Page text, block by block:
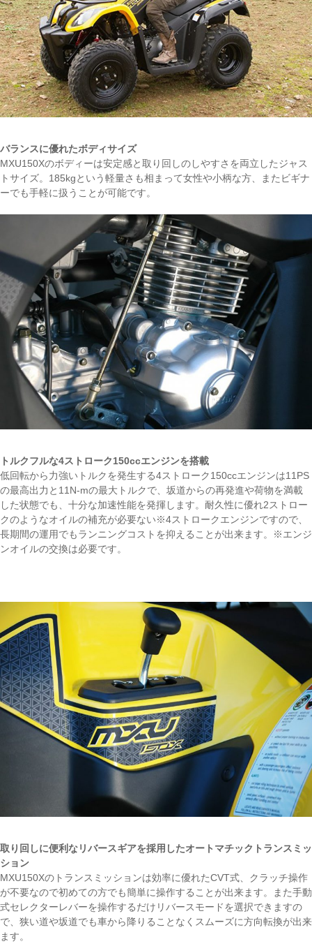
バランスに優れたボディサイズ
MXU150Xのボディーは安定感と取り回しのしやすさを両立したジャス
トサイズ。185kgという軽量さも相まって女性や小柄な方、またビギナ
ーでも手軽に扱うことが可能です。
トルクフルな4ストローク150ccエンジンを搭載
低回転から力強いトルクを発生する4ストローク150ccエンジンは11PS
の最高出力と11N-mの最大トルクで、坂道からの再発進や荷物を満載
した状態でも、十分な加速性能を発揮します。耐久性に優れ2ストロー
クのようなオイルの補充が必要ない※4ストロークエンジンですので、
長期間の運用でもランニングコストを抑えることが出来ます。※エンジ
ンオイルの交換は必要です。
取り回しに便利なリバースギアを採用したオートマチックトランスミッ
ション
MXU150Xのトランスミッションは効率に優れたCVT式、クラッチ操作
が不要なので初めての方でも簡単に操作することが出来ます。また手動
式セレクターレバーを操作するだけリバースモードを選択できますの
で、狭い道や坂道でも車から降りることなくスムーズに方向転換が出来
ます。